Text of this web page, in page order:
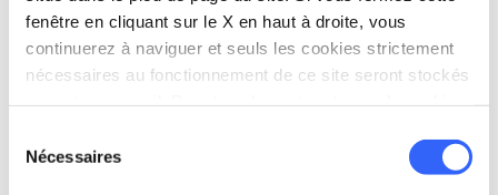
fenêtre en cliquant sur le X en haut à droite, vous
continuerez à naviguer et seuls les cookies strictement
nécessaires au fonctionnement de ce site seront stockés
Nécessaires